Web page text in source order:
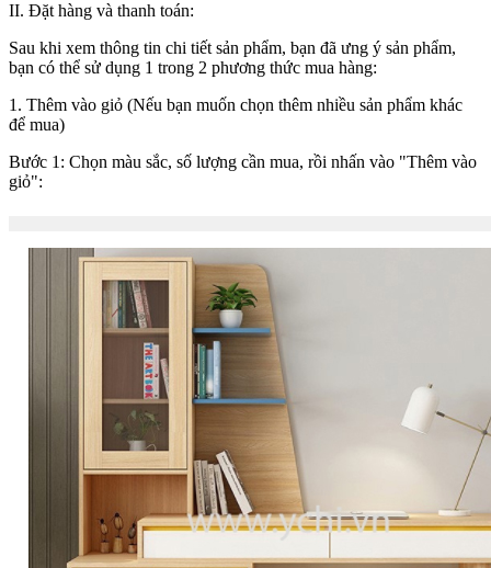
II. Đặt hàng và thanh toán:
Sau khi xem thông tin chi tiết sản phẩm, bạn đã ưng ý sản phẩm,
bạn có thể sử dụng 1 trong 2 phương thức mua hàng:
1. Thêm vào giỏ (Nếu bạn muốn chọn thêm nhiều sản phẩm khác
để mua)
Bước 1: Chọn màu sắc, số lượng cần mua, rồi nhấn vào "Thêm vào
giỏ":